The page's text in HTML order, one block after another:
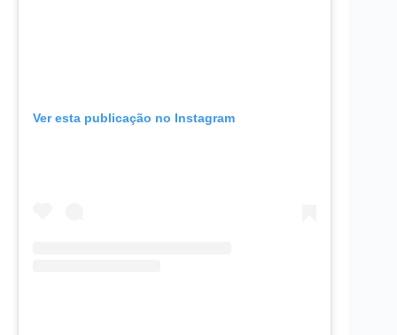
Ver esta publicação no Instagram